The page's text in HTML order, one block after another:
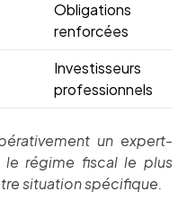
Obligations
renforcées
Investisseurs
professionnels
un expert-
régime fiscal le plus
situation spécifique.